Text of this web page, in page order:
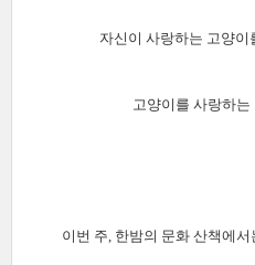
자신이 사랑하는 고양이
고양이를 사랑하
이번 주, 한밤의 문화 산책에